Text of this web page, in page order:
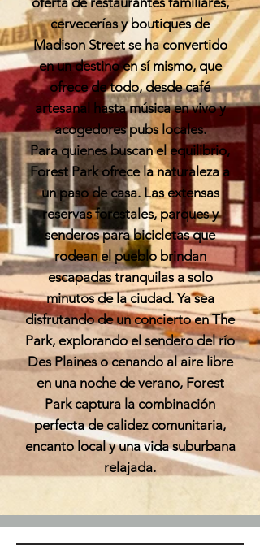
cervecerías y boutiques de
Madison Street se ha convertido
en un destino en sí mismo, que
ofrece de todo, desde café
artesanal hasta música en vivo y
acogedores pubs locales.
Para quienes buscan el equilibrio,
Forest Park ofrece la naturaleza a
un paso de casa. Las extensas
reservas forestales, parques y
senderos para bicicletas que
rodean el pueblo brindan
escapadas tranquilas a solo
minutos de la ciudad. Ya sea
disfrutando de un concierto en The
Park, explorando el sendero del río
Des Plaines o cenando al aire libre
en una noche de verano, Forest
Park captura la combinación
perfecta de calidez comunitaria,
encanto local y una vida suburbana
relajada.